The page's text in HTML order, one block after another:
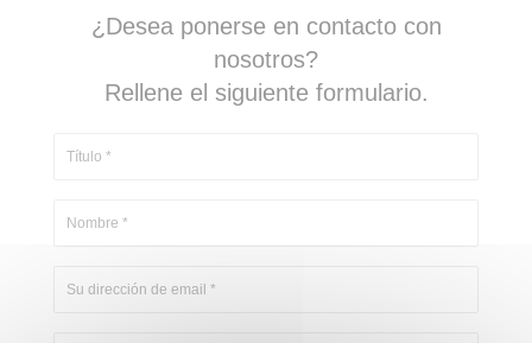
¿Desea ponerse en contacto con
nosotros?
Rellene el siguiente formulario.